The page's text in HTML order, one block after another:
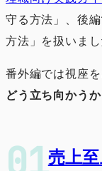
守る方法」、後
方法」を扱いまし
番外編では視座
どう立ち向かうか
売上